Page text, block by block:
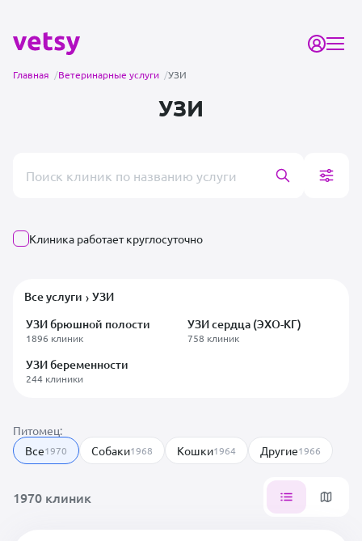
Главная /Ветеринарные услуги /УЗИ
УЗИ
Клиника работает круглосуточно
Все услуги › УЗИ
УЗИ брюшной полости
1896 клиник
УЗИ сердца (ЭХО-КГ)
758 клиник
УЗИ беременности
244 клиники
Питомец:
Все1970 Собаки1968 Кошки1964 Другие1966
1970 клиник